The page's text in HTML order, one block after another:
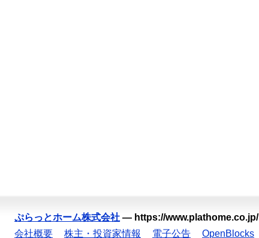
ぷらっとホーム株式会社 — https://www.plathome.co.jp/
会社概要
株主・投資家情報 電子公告 OpenBlocks